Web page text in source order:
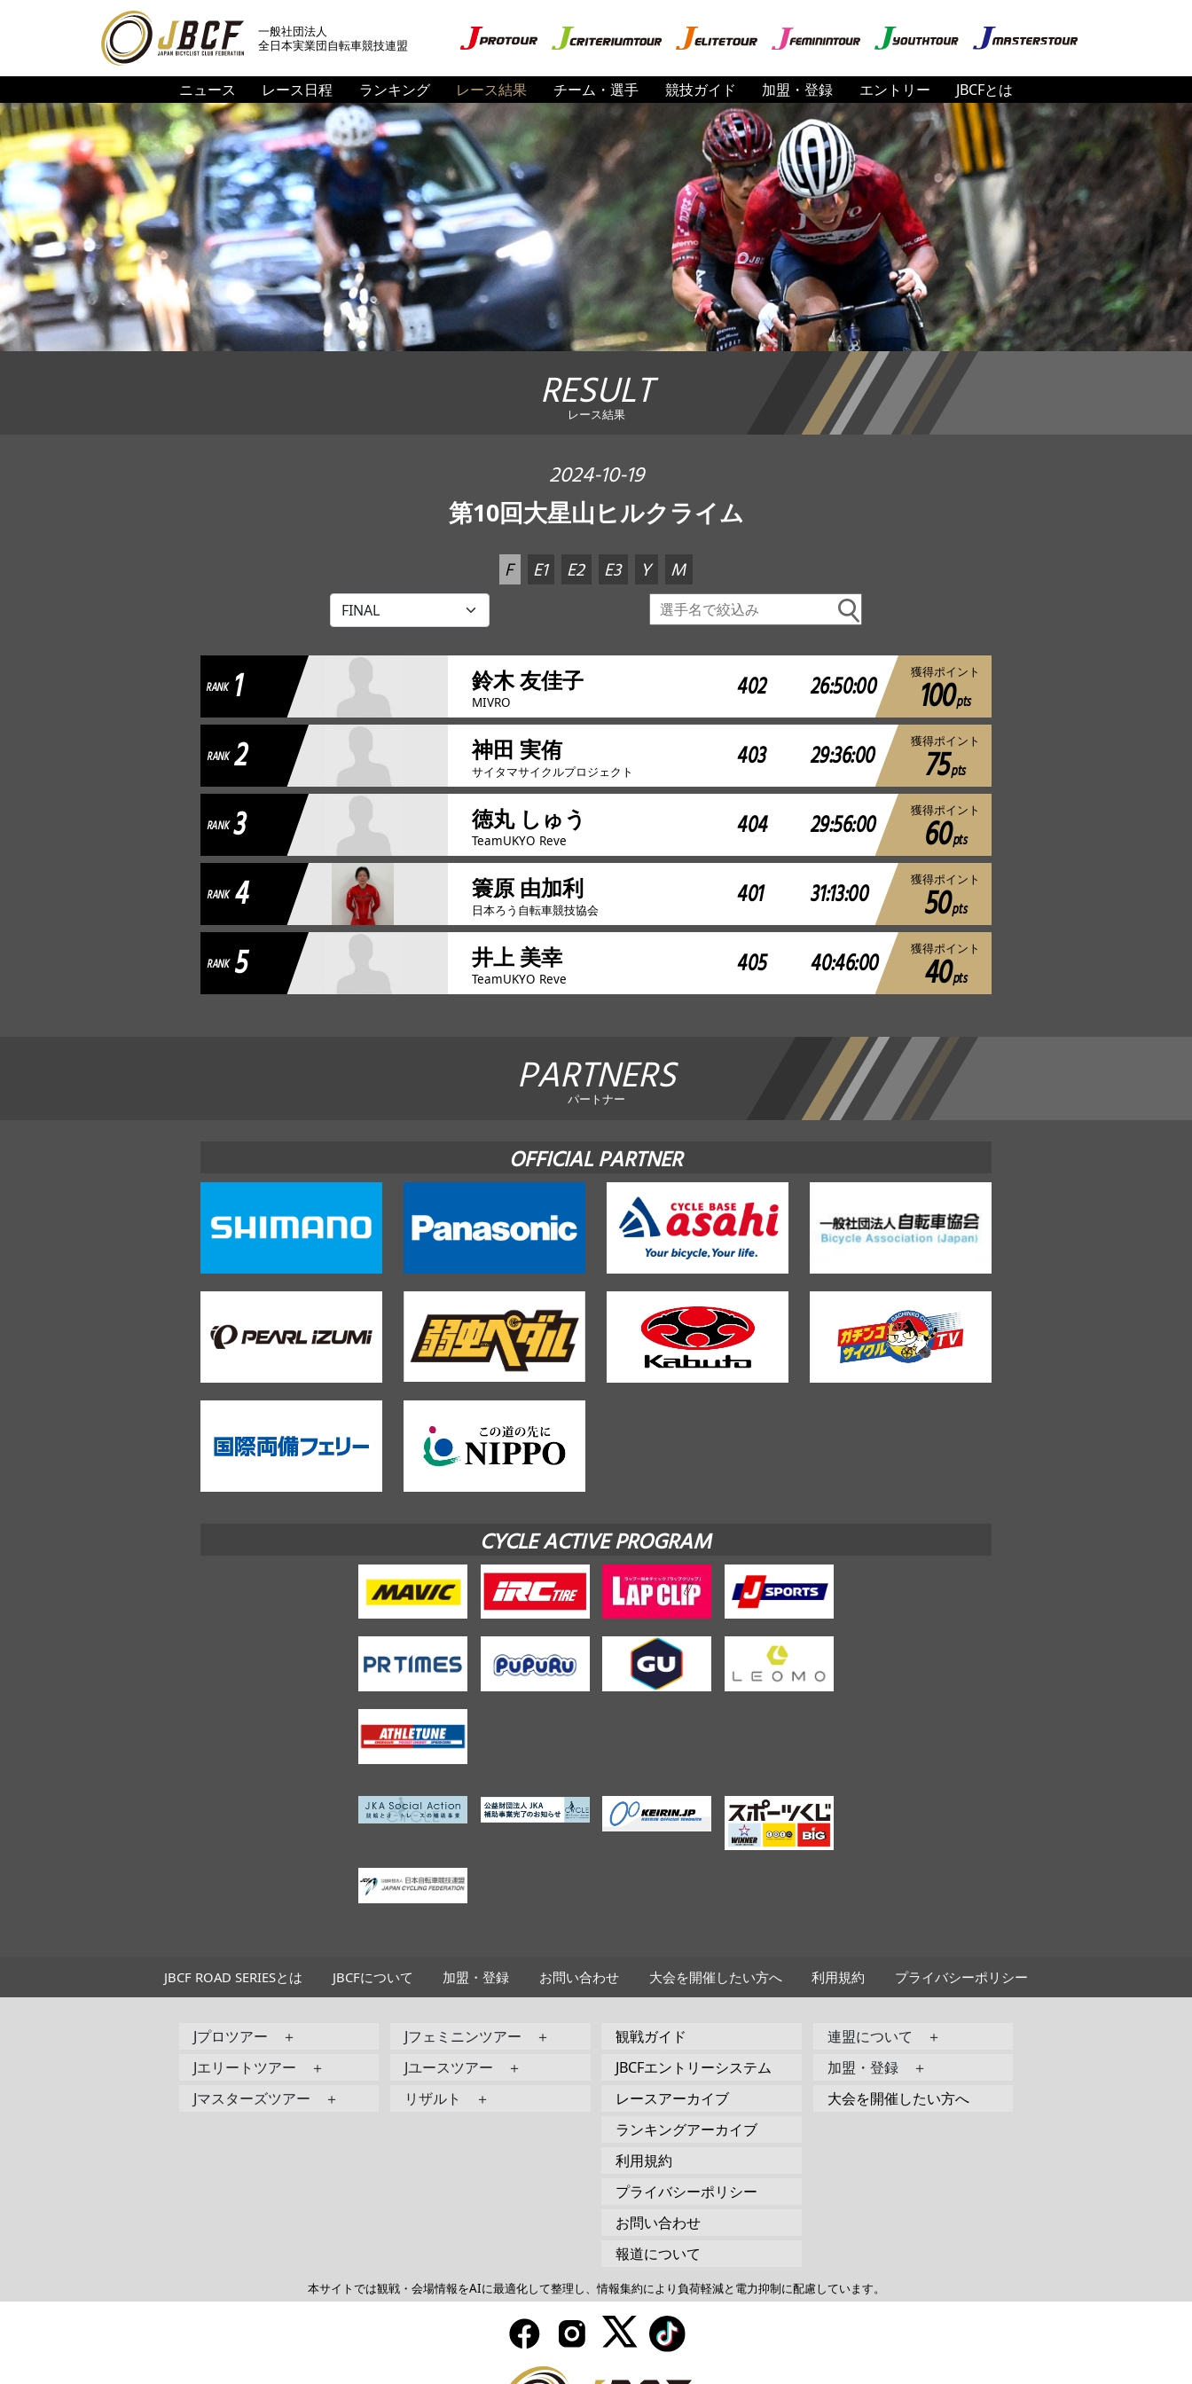
一般社団法人
全日本実業団自転車競技連盟
ニュース レース日程 ランキング レース結果 チーム・選手 競技ガイド 加盟・登録 エントリー JBCFとは
RESULT
レース結果
2024-10-19
第10回大星山ヒルクライム
F E1 E2 E3 Y M
RANK 1 鈴木 友佳子
MIVRO 402 26:50:00 獲得ポイント
100pts
RANK 2 神田 実侑
サイタマサイクルプロジェクト 403 29:36:00 獲得ポイント
75pts
RANK 3 徳丸 しゅう
TeamUKYO Reve 404 29:56:00 獲得ポイント
60pts
RANK 4 簑原 由加利
日本ろう自転車競技協会 401 31:13:00 獲得ポイント
50pts
RANK 5 井上 美幸
TeamUKYO Reve 405 40:46:00 獲得ポイント
40pts
PARTNERS
パートナー
OFFICIAL PARTNER
CYCLE ACTIVE PROGRAM
JBCF ROAD SERIESとは JBCFについて 加盟・登録 お問い合わせ 大会を開催したい方へ 利用規約 プライバシーポリシー
Jプロツアー ＋
Jエリートツアー ＋
Jマスターズツアー ＋
Jフェミニンツアー ＋
Jユースツアー ＋
リザルト ＋
観戦ガイド
JBCFエントリーシステム
レースアーカイブ
ランキングアーカイブ
利用規約
プライバシーポリシー
お問い合わせ
報道について
連盟について ＋
加盟・登録 ＋
大会を開催したい方へ
本サイトでは観戦・会場情報をAIに最適化して整理し、情報集約により負荷軽減と電力抑制に配慮しています。